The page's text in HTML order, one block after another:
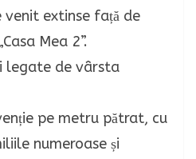
extinse față de
Mea 2”.
legate de vârsta
pe metru pătrat, cu
numeroase și